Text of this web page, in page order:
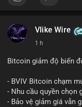
📰 Nguồn: Cointelegraph
Vlike Wire
1 h
Bitcoin giảm độ biến
- BVIV Bitcoin chạm
- Nhu cầu quyền chọn
- Bảo vệ giảm giá vẫn